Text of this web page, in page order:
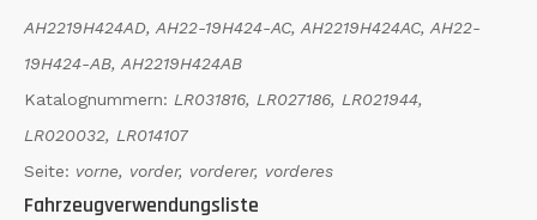
AH2219H424AD, AH22-19H424-AC, AH2219H424AC, AH22-
19H424-AB, AH2219H424AB
Katalognummern: LR031816, LR027186, LR021944,
LR020032, LR014107
Seite: vorne, vorder, vorderer, vorderes
Fahrzeugverwendungsliste